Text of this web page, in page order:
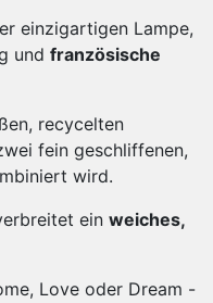
einzigartigen Lampe,
und französische
recycelten
fein geschliffenen,
wird.
ein weiches,
Love oder Dream -